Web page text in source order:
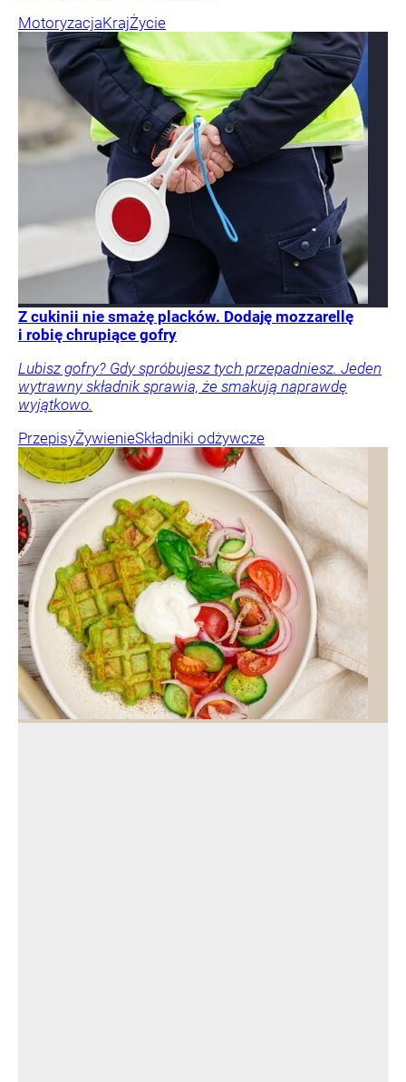
MotoryzacjaKrajŻycie
Z cukinii nie smażę placków. Dodaję mozzarellę
i robię chrupiące gofry
Lubisz gofry? Gdy spróbujesz tych przepadniesz. Jeden
wytrawny składnik sprawia, że smakują naprawdę
wyjątkowo.
PrzepisyŻywienieSkładniki odżywcze